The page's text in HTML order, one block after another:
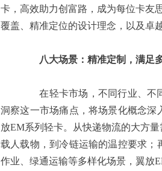
卡，高效助力创富路，成为每位卡友
覆盖、精准定位的设计理念，以及卓
八大场景：精准定制，满足
在轻卡市场，不同行业、不同
洞察这一市场痛点，将场景化概念深
放EM系列轻卡。从快递物流的大方
载人载物，到冷链运输的温控要求；
作业、绿通运输等多样化场景，翼放